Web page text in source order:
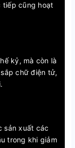
cũng hoạt
kỷ, mà còn là
chữ điện tử,
sản xuất các
trong khi giảm